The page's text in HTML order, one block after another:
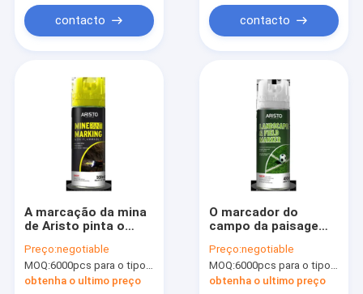
Produtos
Sobre nós
Visita à fábrica
inflamáveis para uso
interno e externo
contacto contacto
A marcação da mina
de Aristo pinta o
inflamável amigável
minar de Eco
Preço:negotiable
MOQ:6000pcs para o tipo de Aristo, 15000pcs para o tipo do cliente
obtenha o ultimo preço
O marcador do
campo da paisagem
linha provisória
pulverizador do
marcador para
Preço:negotiable
MOQ:6000pcs para o tipo de Aristo, 15000pcs para o tipo do cliente
obtenha o ultimo preço